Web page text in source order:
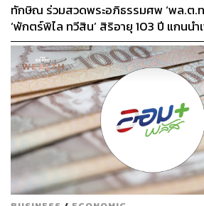
ทักษิณ ร่วมสวดพระอภิธรรมศพ ‘พล.ต.
‘พักตร์พิไล ทวีสิน’ สิริอายุ 103 ปี แกนน
หลากวงการร่วมอาลัย